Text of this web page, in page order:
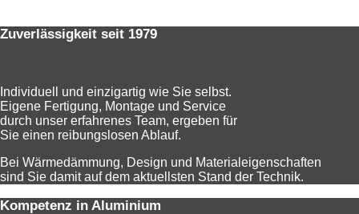
Zuverlässigkeit seit 1979
Individuell und einzigartig wie Sie selbst.
Eigene Fertigung, Montage und Service
durch unser erfahrenes Team, ergeben für
Sie einen reibungslosen Ablauf.
Bei Wärmedämmung, Design und Materialeigenschaften
sind Sie damit auf dem aktuellsten Stand der Technik.
Kompetenz in Aluminium